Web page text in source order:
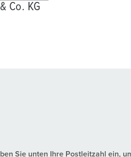
Co. KG
Sie unten Ihre Postleitzahl ein,